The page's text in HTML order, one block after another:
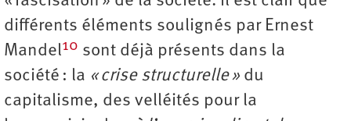
différents éléments soulignés par Ernest
Mandel10 sont déjà présents dans la
société : la « crise structurelle » du
capitalisme, des velléités pour la